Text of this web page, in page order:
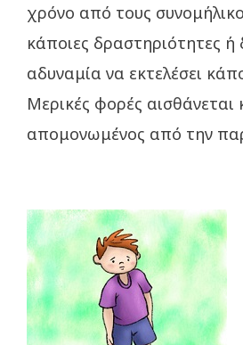
χρόνο από τους
κάποιες δραστηριότητες ή
αδυναμία να εκτελέσει
Μερικές φορές αισθάνεται
απομονωμένος από την